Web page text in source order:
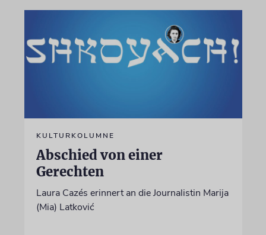
KULTURKOLUMNE
Abschied von einer
Gerechten
Laura Cazés erinnert an die Journalistin Marija
(Mia) Latković